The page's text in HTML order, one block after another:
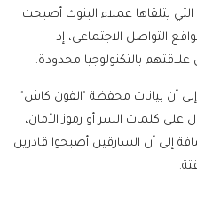
التي يتلقاها عملاء البنوك أصبحت
التواصل الاجتماعي، إذ
بالتكنولوجيا محدودة.
إلى أن بيانات محفظة "الفون كاش"
على كلمات السر أو رموز الأمان،
إلى أن السارقين أصبحوا قادرين